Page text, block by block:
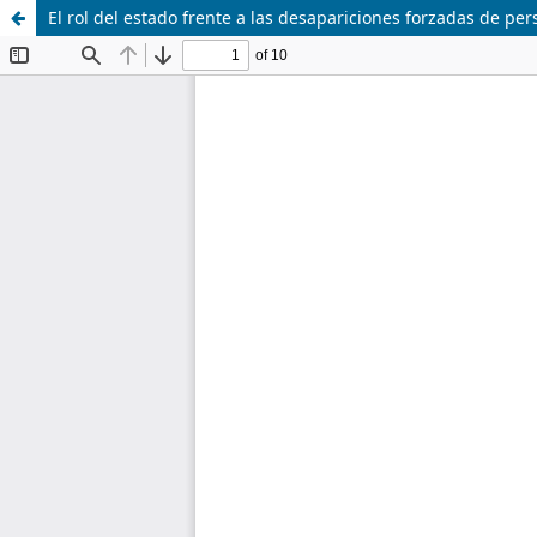
El rol del estado frente a las desapariciones forzadas de